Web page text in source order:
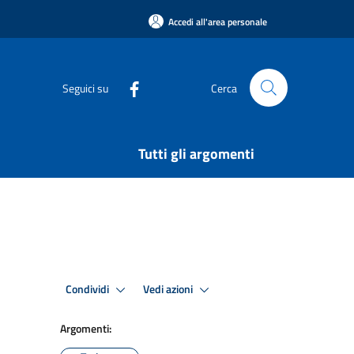
Accedi all'area personale
Seguici su Cerca
Tutti gli argomenti
Condividi Vedi azioni
Argomenti: